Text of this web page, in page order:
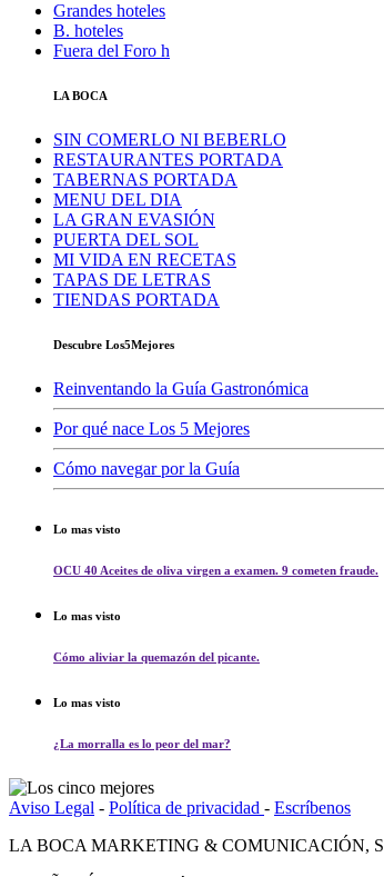
Grandes hoteles
B. hoteles
Fuera del Foro h
LA BOCA
SIN COMERLO NI BEBERLO
RESTAURANTES PORTADA
TABERNAS PORTADA
MENU DEL DIA
LA GRAN EVASIÓN
PUERTA DEL SOL
MI VIDA EN RECETAS
TAPAS DE LETRAS
TIENDAS PORTADA
Descubre Los5Mejores
Reinventando la Guía Gastronómica
Por qué nace Los 5 Mejores
Cómo navegar por la Guía
Lo mas visto
OCU 40 Aceites de oliva virgen a examen. 9 cometen fraude.
Lo mas visto
Cómo aliviar la quemazón del picante.
Lo mas visto
¿La morralla es lo peor del mar?
Aviso Legal - Política de privacidad - Escríbenos
LA BOCA MARKETING & COMUNICACIÓN,